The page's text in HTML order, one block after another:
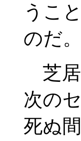
うこ
のだ。
芝居
次の
死ぬ